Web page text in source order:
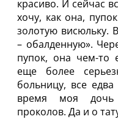
красиво. И сейчас
хочу, как она,
золотую висюльку.
– обалденную».
пупок, она чем-то
еще более
больницу, все
время моя дочь
проколов. Да и о